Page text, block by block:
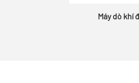
Máy dò khí